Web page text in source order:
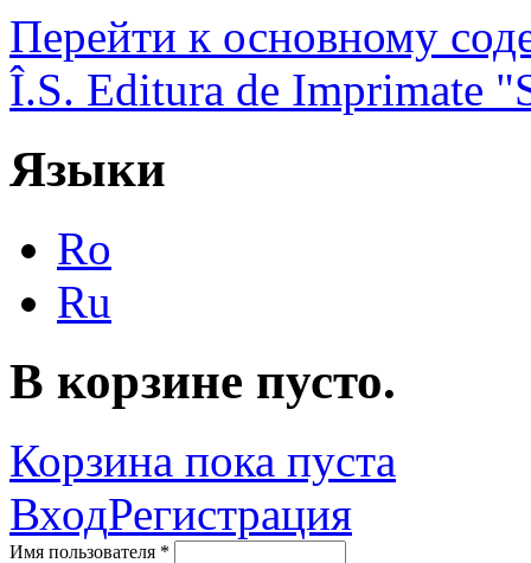
Перейти к основному
Î.S. Editura de Imprimate
Языки
Ro
Ru
В корзине пусто.
Корзина пока пуста
ВходРегистрация
Имя пользователя *